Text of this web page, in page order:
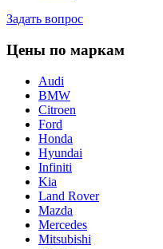
Задать вопрос
Цены по маркам
Audi
BMW
Citroen
Ford
Honda
Hyundai
Infiniti
Kia
Land Rover
Mazda
Mercedes
Mitsubishi